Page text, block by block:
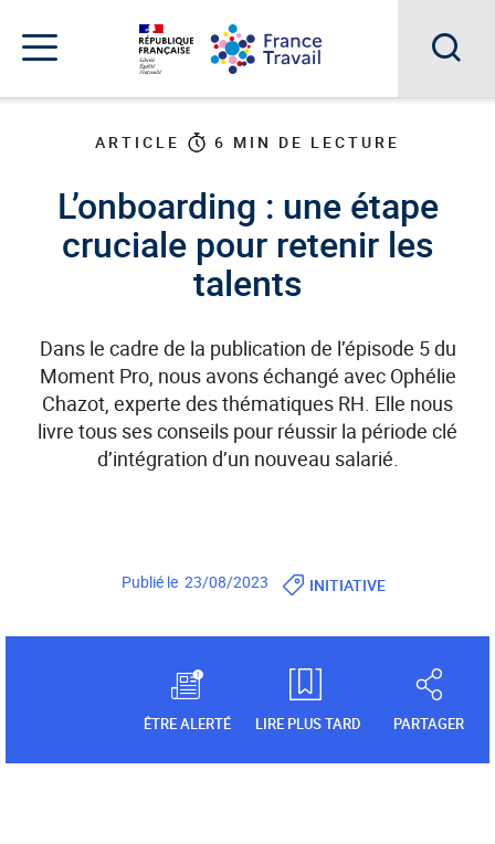
menu
contenu
pied
navigation
Menu
ARTICLE 6 MIN DE LECTURE
L’onboarding : une étape
cruciale pour retenir les
talents
Dans le cadre de la publication de l’épisode 5 du
Moment Pro, nous avons échangé avec Ophélie
Chazot, experte des thématiques RH. Elle nous
livre tous ses conseils pour réussir la période clé
d’intégration d’un nouveau salarié.
Publié le 23/08/2023 INITIATIVE
ÊTRE ALERTÉ LIRE PLUS TARD PARTAGER